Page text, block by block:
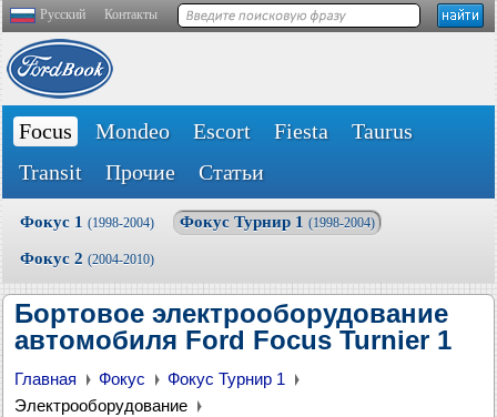
Русский Контакты
Focus Mondeo Escort Fiesta
Taurus
Transit
Прочие Статьи
Фокус 1 (1998-2004) Фокус Турнир 1 (1998-2004)
Фокус 2 (2004-2010)
Бортовое электрооборудование
автомобиля Ford Focus Turnier 1
Главная Фокус
Фокус Турнир 1
Электрооборудование